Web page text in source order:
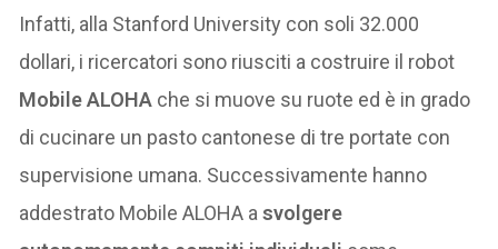
Infatti, alla Stanford University con soli 32.000
dollari, i ricercatori sono riusciti a costruire il robot
Mobile ALOHA che si muove su ruote ed è in grado
di cucinare un pasto cantonese di tre portate con
supervisione umana. Successivamente hanno
addestrato Mobile ALOHA asvolgere